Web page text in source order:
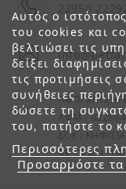
Αυτός ο
του cookies και
βελτιώσει τις
δείξει
τις προτιμήσεις
συνήθειες
δώσετε τη
του, πατήστε το
Περισσότερες
Προσαρμόστε
22950
ΑΦΟΙ
ΑΦΜ :
ΔΟΥ :
ΑΡ. ΓΕΜΗ: